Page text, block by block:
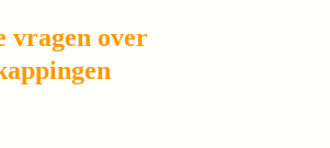
vragen over